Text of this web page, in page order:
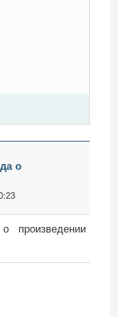
о
произведении